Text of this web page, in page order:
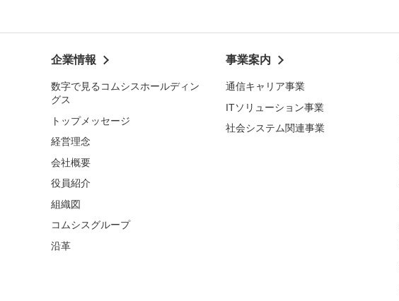
企業情報
数字で見るコムシスホールディン
グス
トップメッセージ
経営理念
会社概要
役員紹介
組織図
コムシスグループ
沿革
事業案内
通信キャリア事業
ITソリューション事業
社会システム関連事業